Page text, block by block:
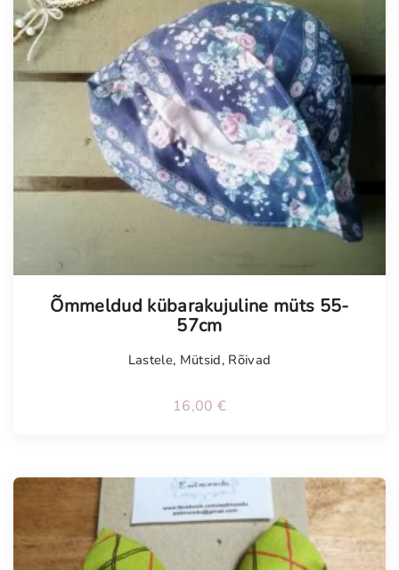
Õmmeldud kübarakujuline müts 55-
57cm
Lastele, Mütsid, Rõivad
16,00 €